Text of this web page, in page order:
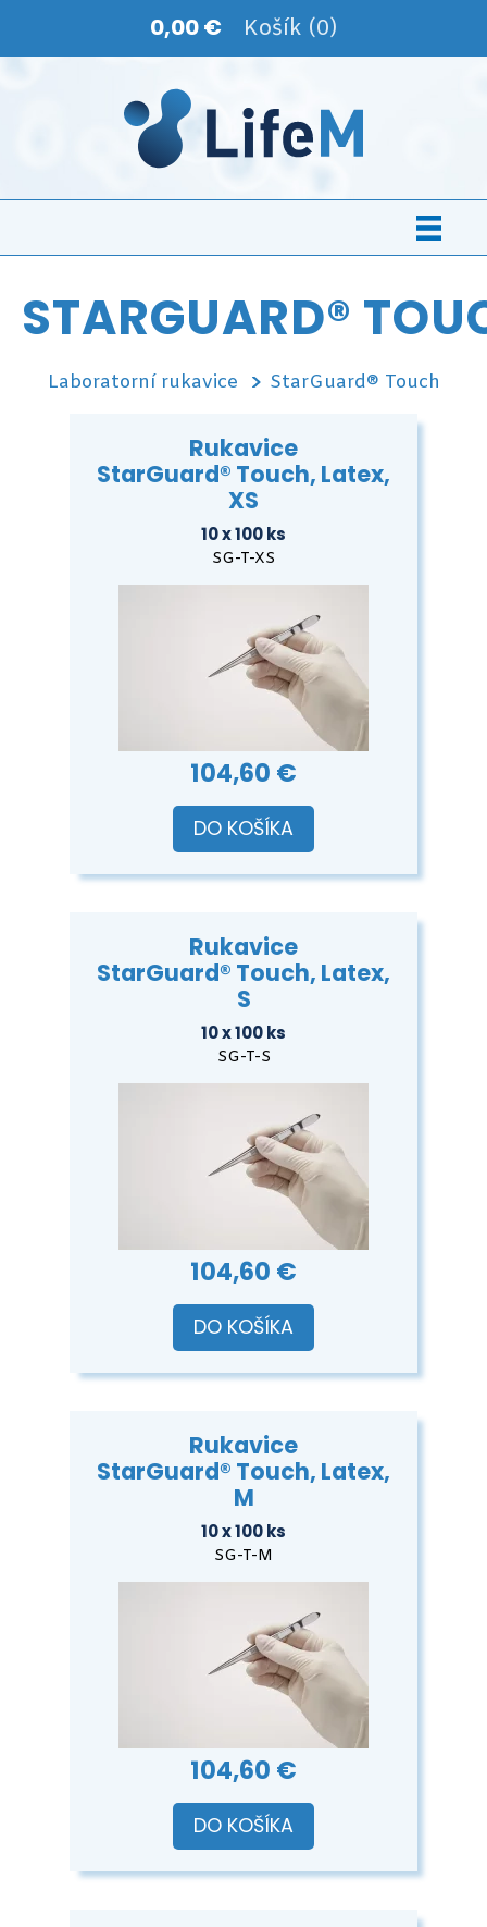
0,00 € Košík (0)
STARGUARD®
Laboratorní rukavice StarGuard® Touch
Rukavice
StarGuard® Touch, Latex,
XS
10 x 100 ks
SG-T-XS
104,60 €
DO KOŠÍKA
Rukavice
StarGuard® Touch, Latex,
S
10 x 100 ks
SG-T-S
104,60 €
DO KOŠÍKA
Rukavice
StarGuard® Touch, Latex,
M
10 x 100 ks
SG-T-M
104,60 €
DO KOŠÍKA